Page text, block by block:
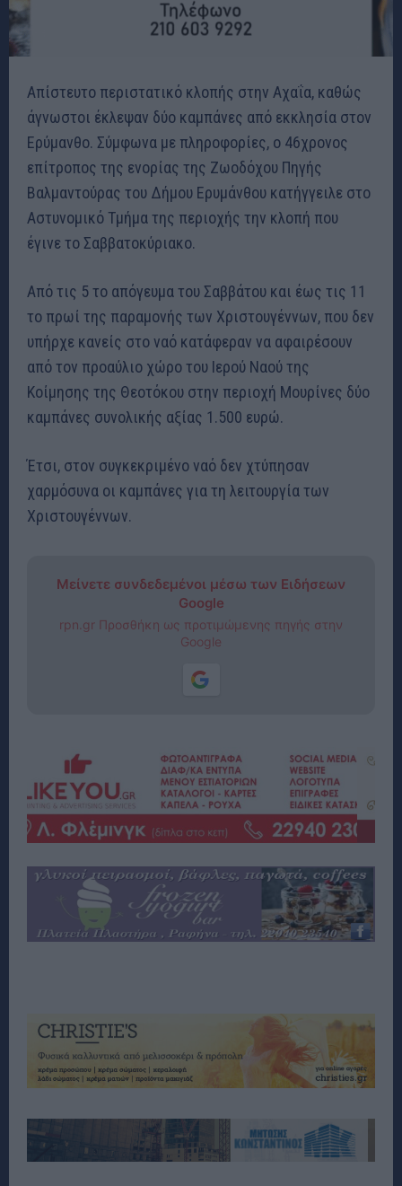
Απίστευτο περιστατικό κλοπής στην Αχαΐα, καθώς
άγνωστοι έκλεψαν δύο καμπάνες από εκκλησία στον
Ερύμανθο. Σύμφωνα με πληροφορίες, ο 46χρονος
επίτροπος της ενορίας της Ζωοδόχου Πηγής
Βαλμαντούρας του Δήμου Ερυμάνθου κατήγγειλε στο
Αστυνομικό Τμήμα της περιοχής την κλοπή που
έγινε το Σαββατοκύριακο.
Από τις 5 το απόγευμα του Σαββάτου και έως τις 11
το πρωί της παραμονής των Χριστουγέννων, που δεν
υπήρχε κανείς στο ναό κατάφεραν να αφαιρέσουν
από τον προαύλιο χώρο του Ιερού Ναού της
Κοίμησης της Θεοτόκου στην περιοχή Μουρίνες δύο
καμπάνες συνολικής αξίας 1.500 ευρώ.
Έτσι, στον συγκεκριμένο ναό δεν χτύπησαν
χαρμόσυνα οι καμπάνες για τη λειτουργία των
Χριστουγέννων.
Μείνετε συνδεδεμένοι μέσω των Ειδήσεων
Google
rpn.gr Προσθήκη ως προτιμώμενης πηγής στην
Google